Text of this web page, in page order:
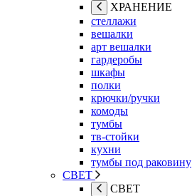
ХРАНЕНИЕ
стеллажи
вешалки
арт вешалки
гардеробы
шкафы
полки
крючки/ручки
комоды
тумбы
тв-стойки
кухни
тумбы под раковину
СВЕТ
СВЕТ